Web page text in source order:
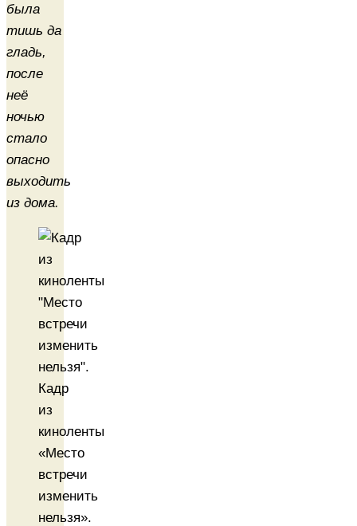
была
тишь да
гладь,
после
неё
ночью
стало
опасно
выходить
из дома.
Кадр
из
киноленты
«Место
встречи
изменить
нельзя».